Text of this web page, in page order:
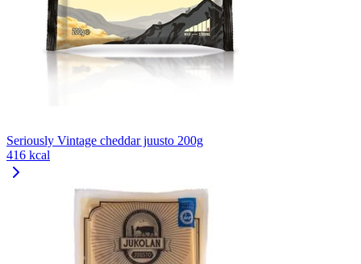
Seriously Vintage cheddar juusto 200g
416 kcal